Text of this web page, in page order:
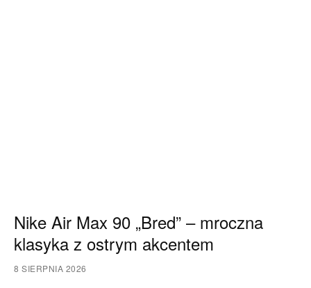
Nike Air Max 90 „Bred” – mroczna
klasyka z ostrym akcentem
8 SIERPNIA 2026